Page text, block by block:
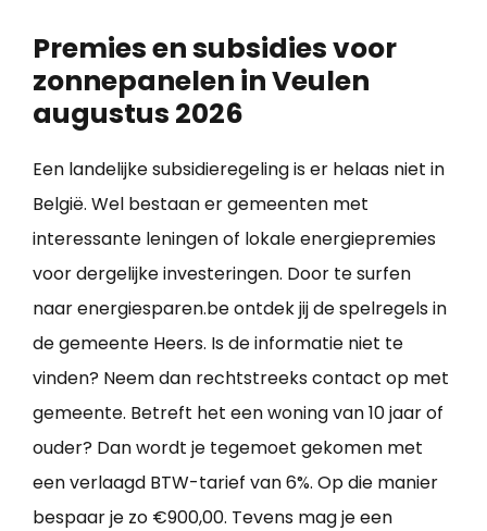
Premies en subsidies voor
zonnepanelen in Veulen
augustus 2026
Een landelijke subsidieregeling is er helaas niet in
België. Wel bestaan er gemeenten met
interessante leningen of lokale energiepremies
voor dergelijke investeringen. Door te surfen
naar energiesparen.be ontdek jij de spelregels in
de gemeente Heers. Is de informatie niet te
vinden? Neem dan rechtstreeks contact op met
gemeente. Betreft het een woning van 10 jaar of
ouder? Dan wordt je tegemoet gekomen met
een verlaagd BTW-tarief van 6%. Op die manier
bespaar je zo €900,00. Tevens mag je een